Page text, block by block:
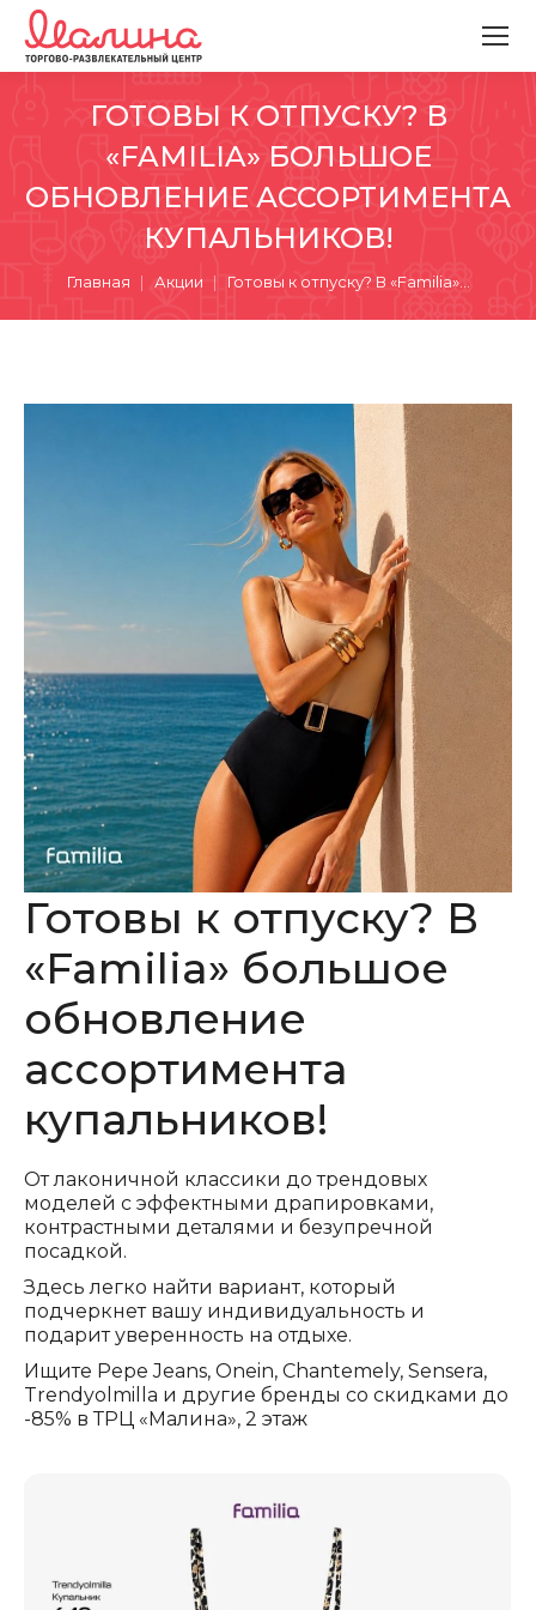
ГОТОВЫ К ОТПУСКУ? В
«FAMILIA» БОЛЬШОЕ
ОБНОВЛЕНИЕ АССОРТИМЕНТА
КУПАЛЬНИКОВ!
Вы здесь:
Главная Акции Готовы к отпуску? В «Familia»…
Готовы к отпуску? В
«Familia» большое
обновление
ассортимента
купальников!
От лаконичной классики до трендовых
моделей с эффектными драпировками,
контрастными деталями и безупречной
посадкой.
Здесь легко найти вариант, который
подчеркнет вашу индивидуальность и
подарит уверенность на отдыхе.
Ищите Pepe Jeans, Onein, Chantemely, Sensera,
Trendyolmilla и другие бренды со скидками до
-85% в ТРЦ «Малина», 2 этаж